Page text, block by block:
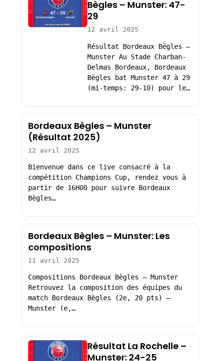
Bègles – Munster: 47-
29
12 avril 2025
Résultat Bordeaux Bègles –
Munster Au Stade Charban-
Delmas Bordeaux, Bordeaux
Bègles bat Munster 47 à 29
(mi-temps: 29-10) pour le…
Bordeaux Bègles – Munster
(Résultat 2025)
12 avril 2025
Bienvenue dans ce live consacré à la
compétition Champions Cup, rendez vous à
partir de 16H00 pour suivre Bordeaux
Bègles…
Bordeaux Bègles – Munster: Les
compositions
11 avril 2025
Compositions Bordeaux Bègles – Munster
Retrouvez la composition des équipes du
match Bordeaux Bègles (2e, 20 pts) –
Munster (e,…
Résultat La Rochelle –
Munster: 24-25